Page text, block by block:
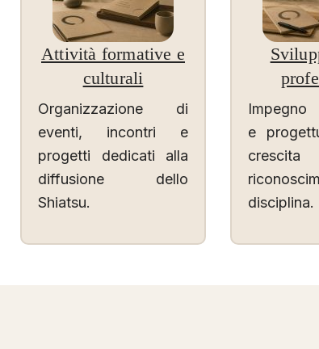
Attività formative e
culturali
Organizzazione di
eventi, incontri e
progetti dedicati alla
diffusione dello
Shiatsu.
Impegno
e
disciplina.